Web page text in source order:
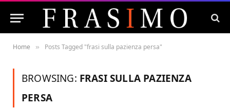
Home » Posts Tagged "frasi sulla pazienza persa"
BROWSING: FRASI SULLA PAZIENZA
PERSA